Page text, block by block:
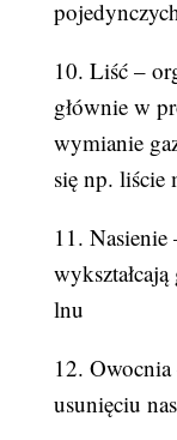
10. Liść –
głównie w
wymianie
się np. liście
11. Nasienie
lnu
12. Owocnia
usunięciu